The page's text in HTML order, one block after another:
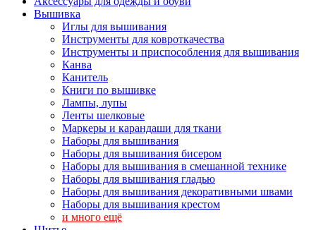
Вышивка
Иглы для вышивания
Инструменты для ковроткачества
Инструменты и приспособления для вышивания
Канва
Канитель
Книги по вышивке
Лампы, лупы
Ленты шелковые
Маркеры и карандаши для ткани
Наборы для вышивания
Наборы для вышивания бисером
Наборы для вышивания в смешанной технике
Наборы для вышивания гладью
Наборы для вышивания декоративными швами
Наборы для вышивания крестом
и много ещё